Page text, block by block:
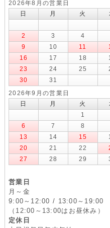
2026年8月の営業日
日
月 火
2
3 4
9
10 11
16
17 18
23
24 25
30
31
2026年9月の営業日
日
月 火
1
6
7 8
13
14 15
20
21 22
27
28 29
営業日
月～金
9:00～12:00 / 13:00～19:00
（12:00～13:00はお昼休み）
定休日